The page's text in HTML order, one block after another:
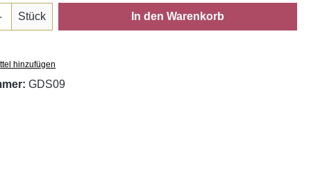
Gib den gewünschten Wert ein
Stück In den Warenkorb
hinzufügen
GDS09